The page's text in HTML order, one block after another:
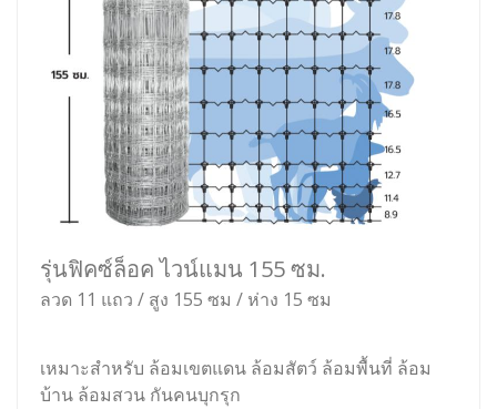
รุ่นฟิคซ์ล็อค ไวน์แมน 155 ซม.
ลวด 11 แถว / สูง 155 ซม / ห่าง 15 ซม
เหมาะสำหรับ ล้อมเขตแดน ล้อมสัตว์ ล้อมพื้นที่ ล้อม
บ้าน ล้อมสวน กันคนบุกรุก